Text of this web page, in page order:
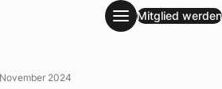
– Tipps zur
Mitglied werden
2024